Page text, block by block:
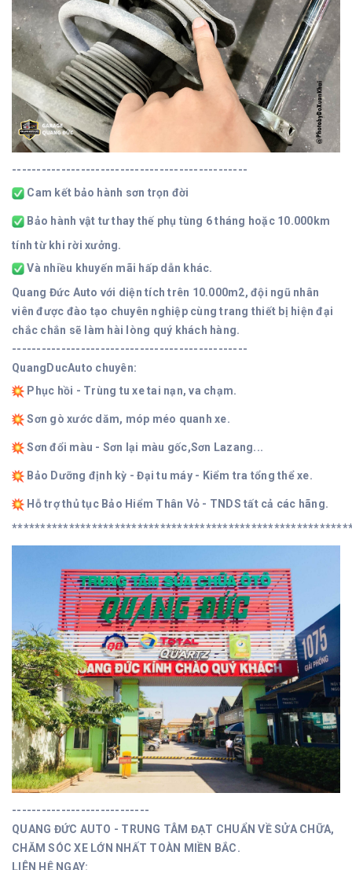
------------------------------------------------
Cam kết bảo hành sơn trọn đời
Bảo hành vật tư thay thế phụ tùng 6 tháng hoặc 10.000km
tính từ khi rời xưởng.
Và nhiều khuyến mãi hấp dẫn khác.
Quang Đức Auto với diện tích trên 10.000m2, đội ngũ nhân
viên được đào tạo chuyên nghiệp cùng trang thiết bị hiện đại
chắc chắn sẽ làm hài lòng quý khách hàng.
------------------------------------------------
QuangDucAuto chuyên:
Phục hồi - Trùng tu xe tai nạn, va chạm.
Sơn gò xước dăm, móp méo quanh xe.
Sơn đổi màu - Sơn lại màu gốc,Sơn Lazang...
Bảo Dưỡng định kỳ - Đại tu máy - Kiểm tra tổng thể xe.
Hỗ trợ thủ tục Bảo Hiểm Thân Vỏ - TNDS tất cả các hãng.
----------------------------
QUANG ĐỨC AUTO - TRUNG TÂM ĐẠT CHUẨN VỀ SỬA CHỮA,
CHĂM SÓC XE LỚN NHẤT TOÀN MIỀN BẮC.
LIÊN HỆ NGAY: